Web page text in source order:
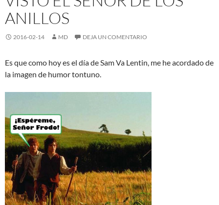
ANILLOS
2016-02-14 MD DEJA UN COMENTARIO
Es que como hoy es el día de Sam Va Lentin, me he acordado de
la imagen de humor tontuno.